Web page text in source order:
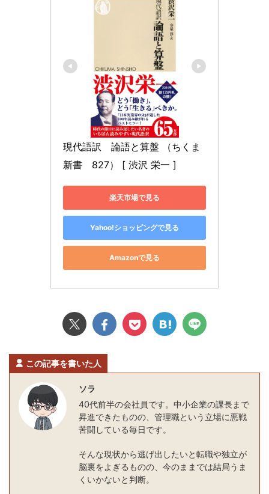
現代語訳　論語と算盤 （ちくま
新書　827） [ 渋沢 栄一 ]
楽天市場で見る
Yahoo!ショッピングで見る
Amazonで見る
この記事を書いた人
ソラ
40代前半の会社員です。中小企業の課長まで
昇進できたものの、管理職という立場に悪戦
苦闘している毎日です。
そんな現状から逃げ出したいと転職や独立が
脳裏をよぎるものの、今のままでは結局うま
くいかないと判断。